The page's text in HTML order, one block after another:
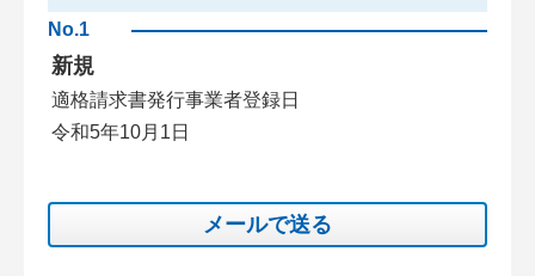
No.1
新規
適格請求書発行事業者登録日
令和5年10月1日
メールで送る